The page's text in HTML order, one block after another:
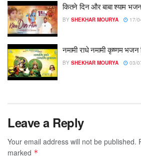
कितने दिन और बाबा श्याम
BY SHEKHAR MOURYA 17/
नमामी राधे नमामी कृष्णम भजन
BY SHEKHAR MOURYA 03/
Leave a Reply
Your email address will not be published.
marked *